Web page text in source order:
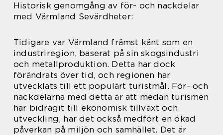
Historisk genomgång av för- och nackdelar
med Värmland Sevärdheter:
Tidigare var Värmland främst känt som en
industriregion, baserat på sin skogsindustri
och metallproduktion. Detta har dock
förändrats över tid, och regionen har
utvecklats till ett populärt turistmål. För- och
nackdelarna med detta är att medan turismen
har bidragit till ekonomisk tillväxt och
utveckling, har det också medfört en ökad
påverkan på miljön och samhället. Det är